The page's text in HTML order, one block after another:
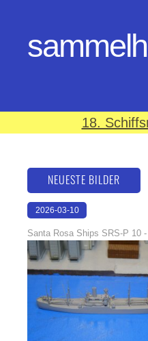
18.
NEUESTE BILDER
2026-03-10
Santa Rosa Ships SRS-P 10